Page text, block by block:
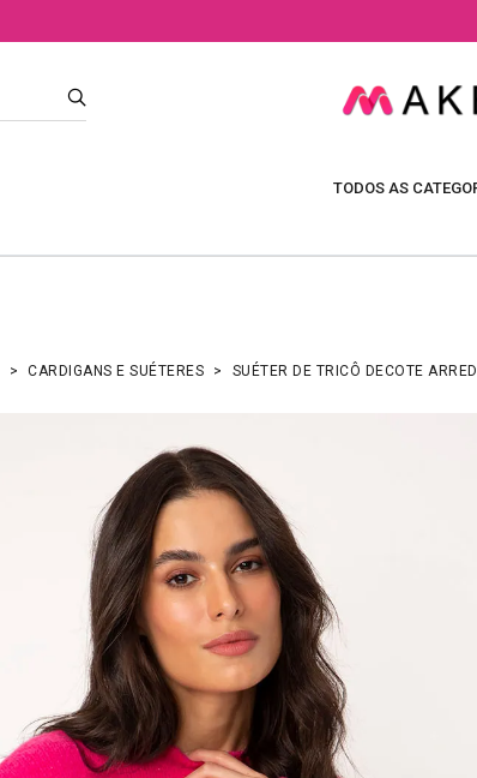
TODOS AS
CARDIGANS E SUÉTERES SUÉTER DE TRICÔ DECOTE